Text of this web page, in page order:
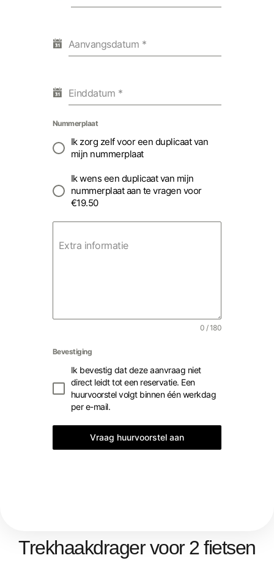
Aanvangsdatum *
Einddatum *
Nummerplaat
Ik zorg zelf voor een duplicaat van
mijn nummerplaat
Ik wens een duplicaat van mijn
nummerplaat aan te vragen voor
€19.50
Extra informatie
0 / 180
Bevestiging
Ik bevestig dat deze aanvraag niet
direct leidt tot een reservatie. Een
huurvoorstel volgt binnen één werkdag
per e-mail.
Vraag huurvoorstel aan
Trekhaakdrager voor 2 fietsen